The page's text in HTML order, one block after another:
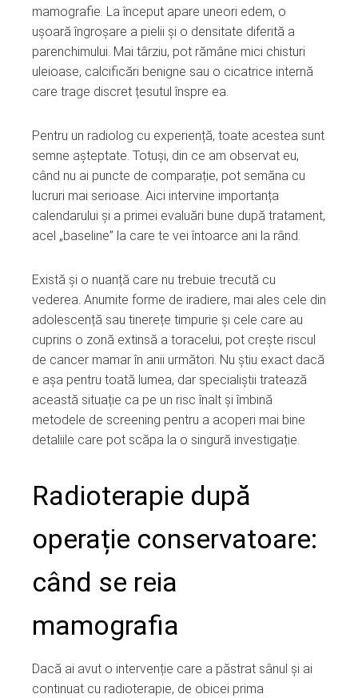
mamografie. La început apare uneori edem, o
ușoară îngroșare a pielii și o densitate diferită a
parenchimului. Mai târziu, pot rămâne mici chisturi
uleioase, calcificări benigne sau o cicatrice internă
care trage discret țesutul înspre ea.
Pentru un radiolog cu experiență, toate acestea sunt
semne așteptate. Totuși, din ce am observat eu,
când nu ai puncte de comparație, pot semăna cu
lucruri mai serioase. Aici intervine importanța
calendarului și a primei evaluări bune după tratament,
acel „baseline” la care te vei întoarce ani la rând.
Există și o nuanță care nu trebuie trecută cu
vederea. Anumite forme de iradiere, mai ales cele din
adolescență sau tinerețe timpurie și cele care au
cuprins o zonă extinsă a toracelui, pot crește riscul
de cancer mamar în anii următori. Nu știu exact dacă
e așa pentru toată lumea, dar specialiștii tratează
această situație ca pe un risc înalt și îmbină
metodele de screening pentru a acoperi mai bine
detaliile care pot scăpa la o singură investigație.
Radioterapie după
operație conservatoare:
când se reia
mamografia
Dacă ai avut o intervenție care a păstrat sânul și ai
continuat cu radioterapie, de obicei prima